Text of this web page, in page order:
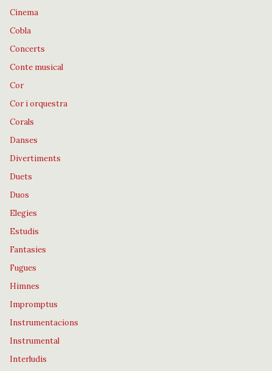
Cinema
Cobla
Concerts
Conte musical
Cor
Cor i orquestra
Corals
Danses
Divertiments
Duets
Duos
Elegies
Estudis
Fantasies
Fugues
Himnes
Impromptus
Instrumentacions
Instrumental
Interludis